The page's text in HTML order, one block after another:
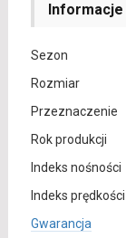
Informacje
Sezon
Rozmiar
Przeznaczenie
Rok produkcji
Indeks nośności
Indeks prędkości
Gwarancja